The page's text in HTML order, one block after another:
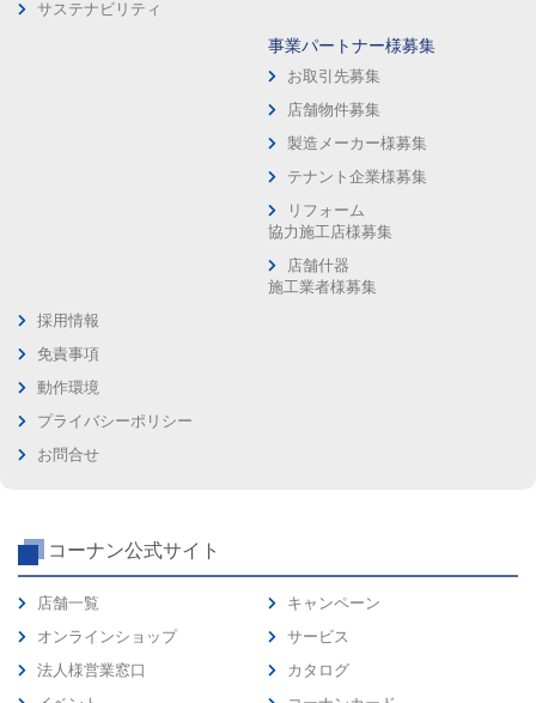
サステナビリティ
事業パートナー様募集
お取引先募集
店舗物件募集
製造メーカー様募集
テナント企業様募集
リフォーム
協力施工店様募集
店舗什器
施工業者様募集
採用情報
免責事項
動作環境
プライバシーポリシー
お問合せ
コーナン公式サイト
店舗一覧
オンラインショップ
法人様営業窓口
キャンペーン
サービス
カタログ